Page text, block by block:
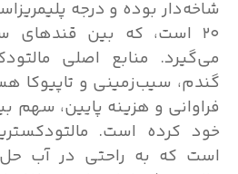
۲۰ است، که بین قندهای
می‌گیرد. منابع اصلی
گندم، سیب‌زمینی و تاپیوکا
فراوانی و هزینه پایین، سهم
خود کرده است.
است که به راحتی در آب